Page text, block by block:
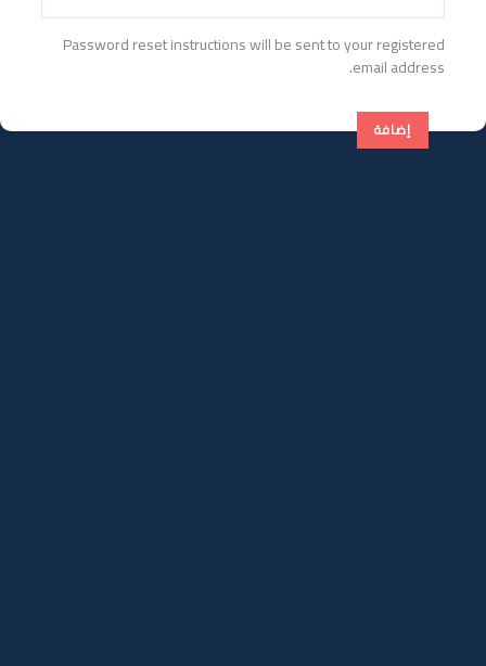
Password reset instructions will be sent to your registered
email address.